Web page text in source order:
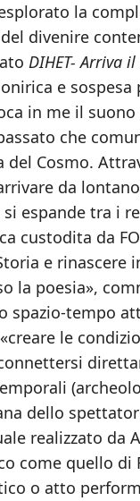
la
divenire
DIHET- Arriva
e sospesa
in me il
che
del Cosmo.
da
espande tra i
custodita da
e rinascere
la poesia»,
spazio-tempo
le
dello
realizzato da
come quello di
o atto